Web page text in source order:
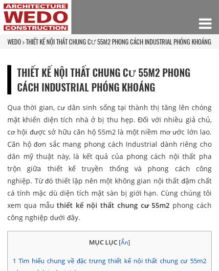
WEDO THIẾT KẾ NỘI THẤT CHUNG CƯ 55M2 PHONG CÁCH INDUSTRIAL PHÓNG KHOÁNG
THIẾT KẾ NỘI THẤT CHUNG CƯ 55M2 PHONG
CÁCH INDUSTRIAL PHÓNG KHOÁNG
Qua thời gian, cư dân sinh sống tại thành thị tăng lên chóng
mặt khiến diện tích nhà ở bị thu hẹp. Đối với nhiều giả chủ,
cơ hội được sở hữu căn hộ 55m2 là một niềm mơ ước lớn lao.
Căn hộ đơn sắc mang phong cách Industrial dành riêng cho
dân mỹ thuật này, là kết quả của phong cách nội thất pha
trộn giữa thiết kế truyền thống và phong cách công
nghiệp. Từ đó thiết lập nên một không gian nội thất đậm chất
cá tính mặc dù diện tích mặt sàn bị giới hạn. Cùng chúng tôi
xem qua mẫu thiết kế nội thất chung cư 55m2 phong cách
công nghiệp dưới đây.
MỤC LỤC [Ẩn]
1 Tìm hiểu chung về đặc trưng thiết kế nội thất chung cư 55m2